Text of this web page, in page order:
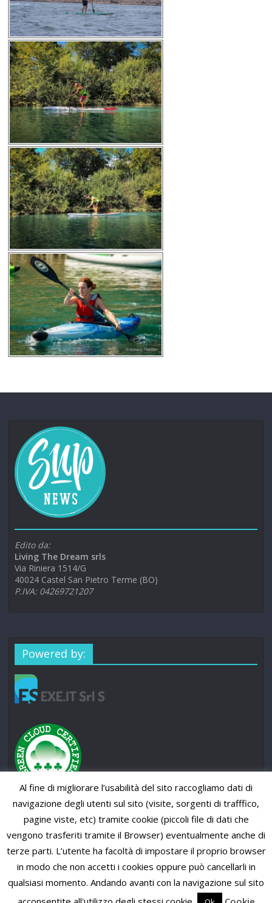
Edito da:
Living The Dream srls
Via Riniera 1514/G
40024 Castel San Pietro Terme (BO)
P.IVA: 04269721207
Powered by:
Copyright © 2026SUP News Magazine. All rights reserved.
Theme: ColorMag Pro byThemeGrill. Powered byWordPress
Al fine di migliorare l’usabilità del sito raccogliamo dati di
navigazione degli utenti sul sito (visite, sorgenti di trafffico,
pagine viste, etc) tramite cookie (piccoli file di dati che
vengono trasferiti tramite il Browser) eventualmente anche di
terze parti. L’utente ha facoltà di impostare il proprio browser
in modo che non accetti i cookies oppure può cancellarli in
qualsiasi momento. Andando avanti con la navigazione sul sito